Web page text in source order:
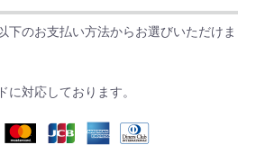
下のお支払い方法からお選びいただけま
に対応しております。